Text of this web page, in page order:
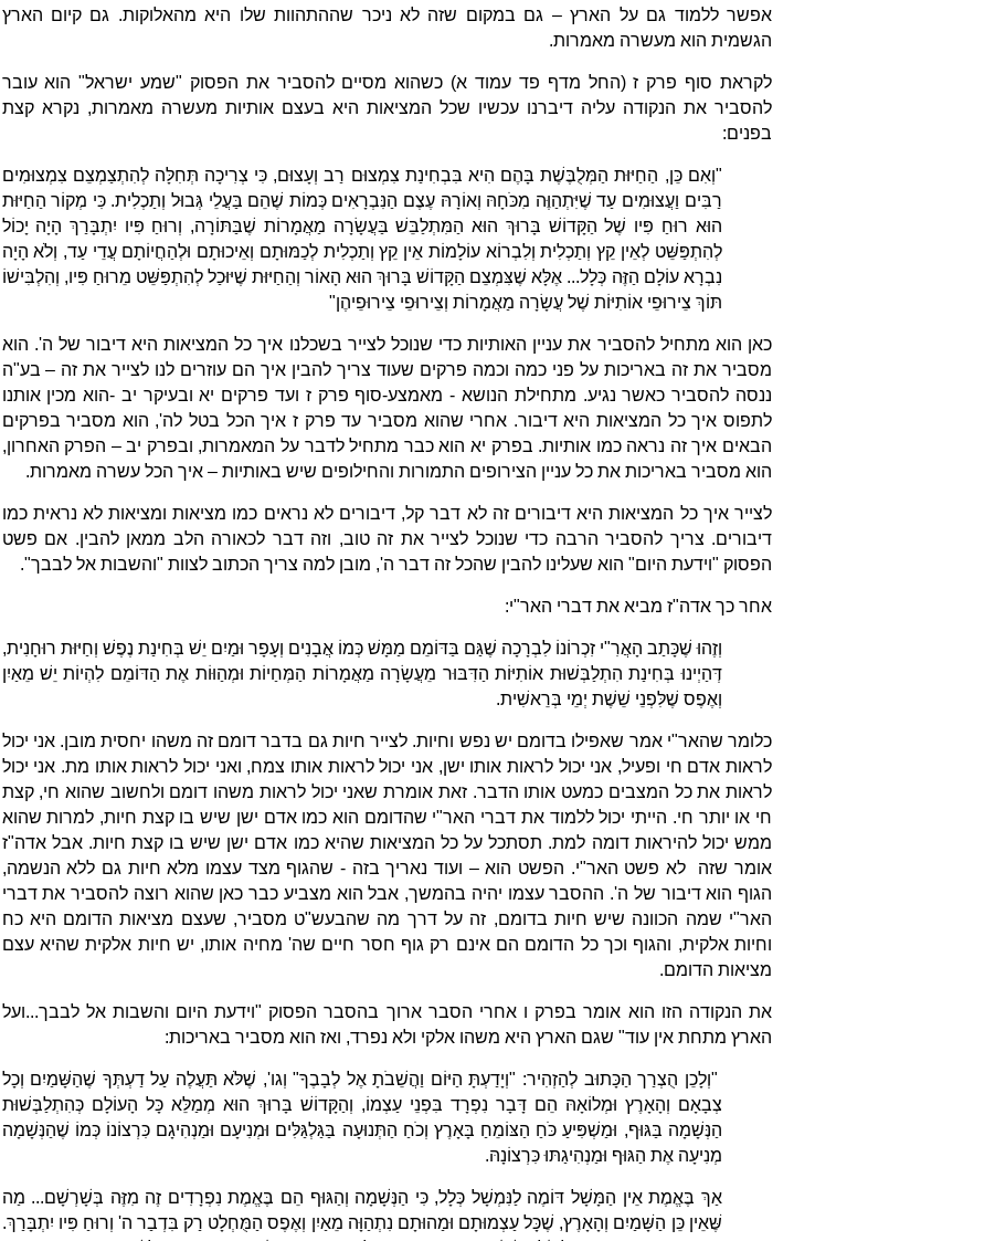
אפשר ללמוד גם על הארץ – גם במקום שזה לא ניכר שההתהוות שלו היא מהאלוקות. גם קיום הארץ
הגשמית הוא מעשרה מאמרות.
לקראת סוף פרק ז (החל מדף פד עמוד א) כשהוא מסיים להסביר את הפסוק "שמע ישראל" הוא עובר
להסביר את הנקודה עליה דיברנו עכשיו שכל המציאות היא בעצם אותיות מעשרה מאמרות, נקרא קצת
בפנים:
"וְאִם כֵּן, הַחַיּוּת הַמְּלֻבֶּשֶׁת בָּהֶם הִיא בִּבְחִינַת צִמְצוּם רַב וְעָצוּם, כִּי צְרִיכָה תְּחִלָּה לְהִתְצַמְצֵם צִמְצוּמִים
רַבִּים וַעֲצוּמִים עַד שֶׁיִּתְהַוֶּה מִכֹּחָהּ וְאוֹרָהּ עֶצֶם הַנִּבְרָאִים כְּמוֹת שֶׁהֵם בַּעֲלֵי גְּבוּל וְתַכְלִית. כִּי מְקוֹר הַחַיּוּת
הוּא רוּחַ פִּיו שֶׁל הַקָּדוֹשׁ בָּרוּךְ הוּא הַמִּתְלַבֵּשׁ בַּעֲשָׂרָה מַאֲמָרוֹת שֶׁבַּתּוֹרָה, וְרוּחַ פִּיו יִתְבָּרַךְ הָיָה יָכוֹל
לְהִתְפַּשֵּׁט לְאֵין קֵץ וְתַכְלִית וְלִבְרוֹא עוֹלָמוֹת אֵין קֵץ וְתַכְלִית לְכַמּוּתָם וְאֵיכוּתָם וּלְהַחֲיוֹתָם עֲדֵי עַד, וְלֹא הָיָה
נִבְרָא עוֹלָם הַזֶּה כְּלָל... אֶלָּא שֶׁצִּמְצֵם הַקָּדוֹשׁ בָּרוּךְ הוּא הָאוֹר וְהַחַיּוּת שֶׁיּוּכַל לְהִתְפַּשֵּׁט מֵרוּחַ פִּיו, וְהִלְבִּישׁוֹ
תּוֹךְ צֵירוּפֵי אוֹתִיּוֹת שֶׁל עֲשָׂרָה מַאֲמָרוֹת וְצֵירוּפֵי צֵירוּפֵיהֶן"
כאן הוא מתחיל להסביר את עניין האותיות כדי שנוכל לצייר בשכלנו איך כל המציאות היא דיבור של ה'. הוא
מסביר את זה באריכות על פני כמה וכמה פרקים שעוד צריך להבין איך הם עוזרים לנו לצייר את זה – בע"ה
ננסה להסביר כאשר נגיע. מתחילת הנושא - מאמצע-סוף פרק ז ועד פרקים יא ובעיקר יב -הוא מכין אותנו
לתפוס איך כל המציאות היא דיבור. אחרי שהוא מסביר עד פרק ז איך הכל בטל לה', הוא מסביר בפרקים
הבאים איך זה נראה כמו אותיות. בפרק יא הוא כבר מתחיל לדבר על המאמרות, ובפרק יב – הפרק האחרון,
הוא מסביר באריכות את כל עניין הצירופים התמורות והחילופים שיש באותיות – איך הכל עשרה מאמרות.
לצייר איך כל המציאות היא דיבורים זה לא דבר קל, דיבורים לא נראים כמו מציאות ומציאות לא נראית כמו
דיבורים. צריך להסביר הרבה כדי שנוכל לצייר את זה טוב, וזה דבר לכאורה הלב ממאן להבין. אם פשט
הפסוק "וידעת היום" הוא שעלינו להבין שהכל זה דבר ה', מובן למה צריך הכתוב לצוות "והשבות אל לבבך".
אחר כך אדה"ז מביא את דברי האר"י:
וְזֶהוּ שֶׁכָּתַב הָאֲרִ"י זִכְרוֹנוֹ לִבְרָכָה שֶׁגַּם בַּדּוֹמֵם מַמָּשׁ כְּמוֹ אֲבָנִים וְעָפָר וּמַיִם יֵשׁ בְּחִינַת נֶפֶשׁ וְחַיּוּת רוּחָנִית,
דְּהַיְינוּ בְּחִינַת הִתְלַבְּשׁוּת אוֹתִיּוֹת הַדִּבּוּר מֵעֲשָׂרָה מַאֲמָרוֹת הַמְּחַיוֹת וּמְהַוּוֹת אֶת הַדּוֹמֵם לִהְיוֹת יֵשׁ מֵאַיִן
וְאֶפֶס שֶׁלִּפְנֵי שֵׁשֶׁת יְמֵי בְּרֵאשִׁית.
כלומר שהאר"י אמר שאפילו בדומם יש נפש וחיות. לצייר חיות גם בדבר דומם זה משהו יחסית מובן. אני יכול
לראות אדם חי ופעיל, אני יכול לראות אותו ישן, אני יכול לראות אותו צמח, ואני יכול לראות אותו מת. אני יכול
לראות את כל המצבים כמעט אותו הדבר. זאת אומרת שאני יכול לראות משהו דומם ולחשוב שהוא חי, קצת
חי או יותר חי. הייתי יכול ללמוד את דברי האר"י שהדומם הוא כמו אדם ישן שיש בו קצת חיות, למרות שהוא
ממש יכול להיראות דומה למת. תסתכל על כל המציאות שהיא כמו אדם ישן שיש בו קצת חיות. אבל אדה"ז
אומר שזה לא פשט האר"י. הפשט הוא – ועוד נאריך בזה - שהגוף מצד עצמו מלא חיות גם ללא הנשמה,
הגוף הוא דיבור של ה'. ההסבר עצמו יהיה בהמשך, אבל הוא מצביע כבר כאן שהוא רוצה להסביר את דברי
האר"י שמה הכוונה שיש חיות בדומם, זה על דרך מה שהבעש"ט מסביר, שעצם מציאות הדומם היא כח
וחיות אלקית, והגוף וכך כל הדומם הם אינם רק גוף חסר חיים שה' מחיה אותו, יש חיות אלקית שהיא עצם
מציאות הדומם.
את הנקודה הזו הוא אומר בפרק ו אחרי הסבר ארוך בהסבר הפסוק "וידעת היום והשבות אל לבבך...ועל
הארץ מתחת אין עוד" שגם הארץ היא משהו אלקי ולא נפרד, ואז הוא מסביר באריכות:
"וְלָכֵן הֻצְרַך הַכָּתוּב לְהַזְהִיר: "וְיָדַעְתָּ הַיּוֹם וַהֲשֵׁבֹתָ אֶל לְבָבֶךָ" וְגו', שֶׁלֹּא תַּעֲלֶה עַל דַעְתְּךָ שֶׁהַשָּׁמַיִם וְכָל
צְבָאָם וְהָאָרֶץ וּמְלוֹאָהּ הֵם דָּבָר נִפְרָד בִּפְנֵי עַצְמוֹ, וְהַקָּדוֹשׁ בָּרוּךְ הוּא מְמַלֵּא כָּל הָעוֹלָם כְּהִתְלַבְּשׁוּת
הַנְּשָׁמָה בַּגּוּף, וּמַשְׁפִּיעַ כֹּחַ הַצּוֹמֵחַ בָּאָרֶץ וְכֹחַ הַתְּנוּעָה בַּגַּלְגַּלִּים וּמְנִיעָם וּמַנְהִיגָם כִּרְצוֹנוֹ כְּמוֹ שֶׁהַנְּשָׁמָה
מְנִיעָה אֶת הַגּוּף וּמַנְהִיגַתּוּ כִּרְצוֹנָהּ.
אַךְ בֶּאֱמֶת אֵין הַמָּשָׁל דּוֹמֶה לַנִּמְשָׁל כְּלָל, כִּי הַנְּשָׁמָה וְהַגּוּף הֵם בֶּאֱמֶת נִפְרָדִים זֶה מִזֶּה בְּשָׁרְשָׁם... מַה
שֶּׁאֵין כֵּן הַשָּׁמַיִם וְהָאָרֶץ, שֶׁכָּל עַצְמוּתָם וּמַהוּתָם נִתְהַוָּה מֵאַיִן וְאֶפֶס הַמֻּחְלָט רַק בִּדְבַר ה' וְרוּחַ פִּיו יִתְבָּרַךְ.